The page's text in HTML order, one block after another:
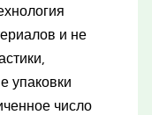
и не
упаковки
число